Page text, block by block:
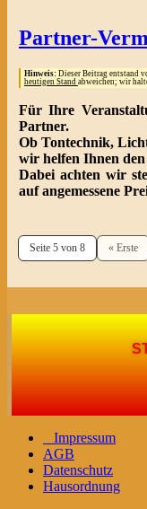
Partner-
Hinweis: Dieser Beitrag entstand
heutigen Stand abweichen; wir
Für Ihre
Partner.
Ob Tontechnik,
wir helfen Ihnen
Dabei achten wir
auf angemessene
Seite 5 von 8 « Erste
Impressum
AGB
Datenschutz
Hausordnung